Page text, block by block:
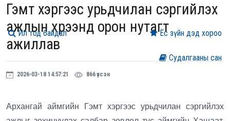
Гэмт хэргээс урьдчилан сэргийлэх
ажлын хүрээнд орон нутагт
ажиллав
2026-03-18 14:57:21 866 үзсэн
Архангай аймгийн Гэмт хэргээс урьдчилан сэргийлэх
Судалгааны сан
Ёс зүйн дэд хороо
Ил тод байдал